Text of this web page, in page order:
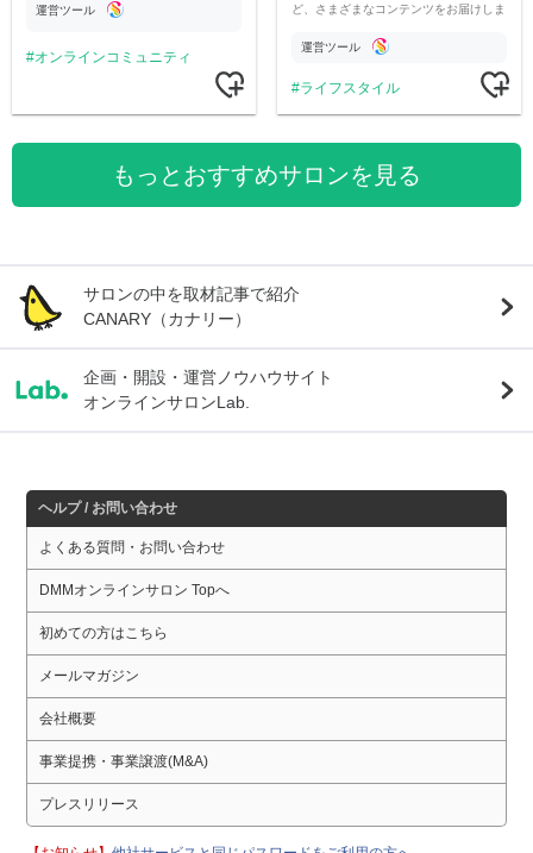
運営ツール
オンラインコミュニティ
ど、さまざまなコンテンツをお届けしま
運営ツール
ライフスタイル
もっとおすすめサロンを見る
サロンの中を取材記事で紹介
CANARY（カナリー）
企画・開設・運営ノウハウサイト
オンラインサロンLab.
ヘルプ / お問い合わせ
よくある質問・お問い合わせ
DMMオンラインサロン Topへ
初めての方はこちら
メールマガジン
会社概要
事業提携・事業譲渡(M&A)
プレスリリース